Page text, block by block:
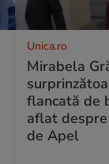
Unica.ro
Mirabela
flancată de
aflat
de Apel